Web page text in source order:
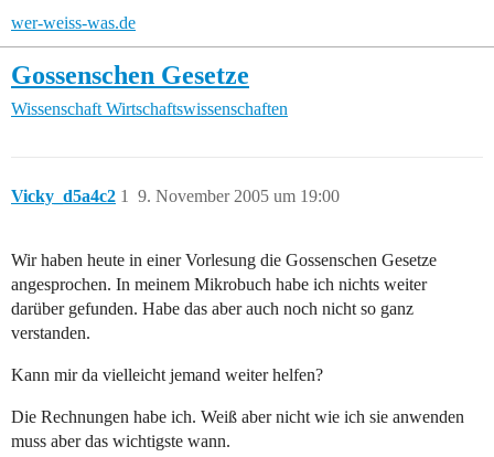
wer-weiss-was.de
Gossenschen Gesetze
Wissenschaft Wirtschaftswissenschaften
Vicky_d5a4c2 9. November 2005 um 19:00
1
Wir haben heute in einer Vorlesung die Gossenschen Gesetze
angesprochen. In meinem Mikrobuch habe ich nichts weiter
darüber gefunden. Habe das aber auch noch nicht so ganz
verstanden.
Kann mir da vielleicht jemand weiter helfen?
Die Rechnungen habe ich. Weiß aber nicht wie ich sie anwenden
muss aber das wichtigste wann.